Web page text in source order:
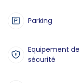
Parking
Equipement de
sécurité